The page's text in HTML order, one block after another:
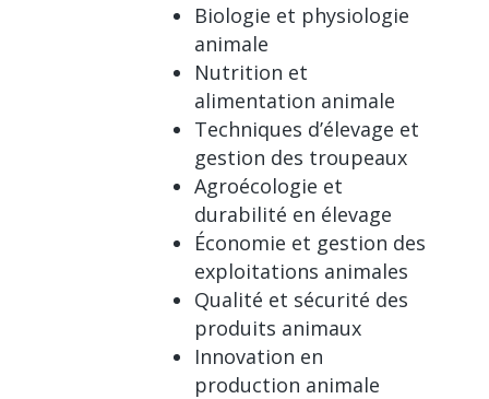
Biologie et physiologie
animale
Nutrition et
alimentation animale
Techniques d’élevage et
gestion des troupeaux
Agroécologie et
durabilité en élevage
Économie et gestion des
exploitations animales
Qualité et sécurité des
produits animaux
Innovation en
production animale